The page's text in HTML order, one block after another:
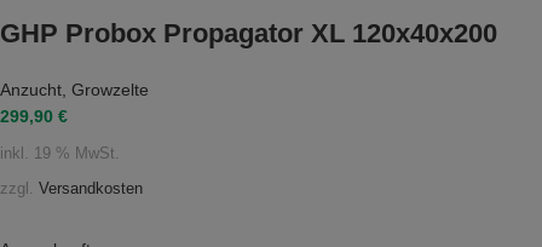
GHP Probox Propagator XL 120x40x200
Anzucht Growzelte
299,90 €
inkl. 19 % MwSt.
zzgl. Versandkosten